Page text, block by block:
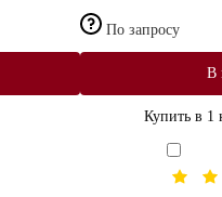
По запросу
В
Купить в 1